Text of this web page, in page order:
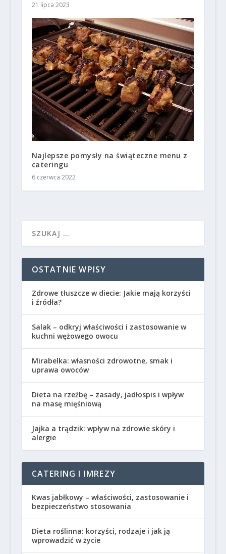
21 lipca 2023
Najlepsze pomysły na świąteczne menu z
cateringu
6 czerwca 2022
OSTATNIE WPISY
Zdrowe tłuszcze w diecie: Jakie mają korzyści
i źródła?
Salak – odkryj właściwości i zastosowanie w
kuchni wężowego owocu
Mirabelka: własności zdrowotne, smak i
uprawa owoców
Dieta na rzeźbę – zasady, jadłospis i wpływ
na masę mięśniową
Jajka a trądzik: wpływ na zdrowie skóry i
alergie
CATERING I IMREZY
Kwas jabłkowy – właściwości, zastosowanie i
bezpieczeństwo stosowania
Dieta roślinna: korzyści, rodzaje i jak ją
wprowadzić w życie